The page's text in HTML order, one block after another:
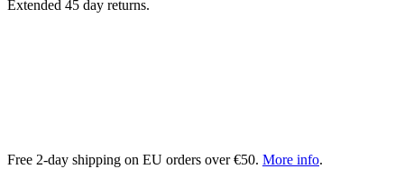
Extended 45 day returns.
Free 2-day shipping on EU orders over €50. More info.